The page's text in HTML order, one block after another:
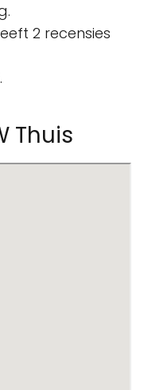
2 recensies
Thuis